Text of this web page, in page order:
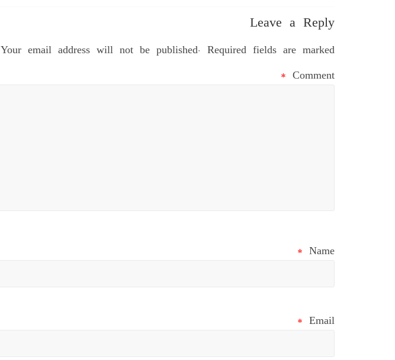
Leave a Reply
Your email address will not be published. Required fields are marked
Comment
*
Name
*
Email
*